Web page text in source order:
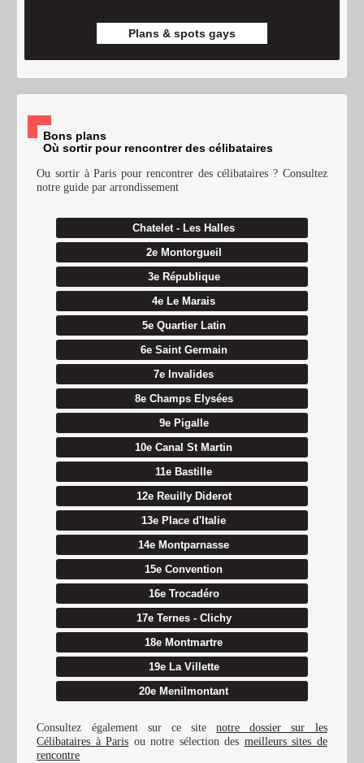
Plans & spots gays
Bons plans
Où sortir pour rencontrer des célibataires
Ou sortir à Paris pour rencontrer des célibataires ? Consultez
notre guide par arrondissement
Chatelet - Les Halles
2e Montorgueil
3e République
4e Le Marais
5e Quartier Latin
6e Saint Germain
7e Invalides
8e Champs Elysées
9e Pigalle
10e Canal St Martin
11e Bastille
12e Reuilly Diderot
13e Place d'Italie
14e Montparnasse
15e Convention
16e Trocadéro
17e Ternes - Clichy
18e Montmartre
19e La Villette
20e Menilmontant
Consultez également sur ce sitenotre dossier sur les
Célibataires à Paris ou notre sélection des meilleurs sites de
rencontre